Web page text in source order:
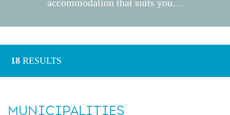
accommodation that suits you…
18 RESULTS
MUNICIPALITIES